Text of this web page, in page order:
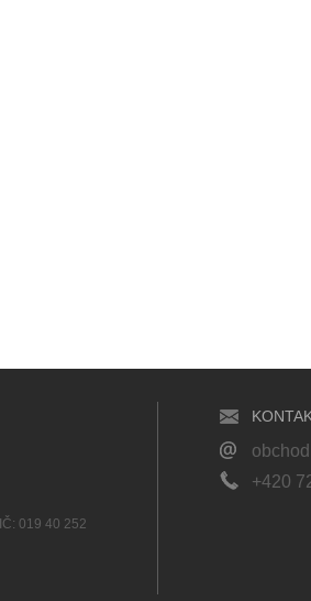
IČ: 019 40 252
+420